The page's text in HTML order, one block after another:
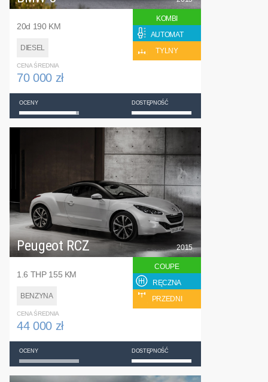
20d 190 KM
DIESEL
KOMBI
AUTOMAT
TYLNY
CENA ŚREDNIA
70 000 zł
OCENY DOSTĘPNOŚĆ
Peugeot RCZ
1.6 THP 155 KM
BENZYNA
2015
COUPE
RĘCZNA
PRZEDNI
CENA ŚREDNIA
44 000 zł
OCENY DOSTĘPNOŚĆ